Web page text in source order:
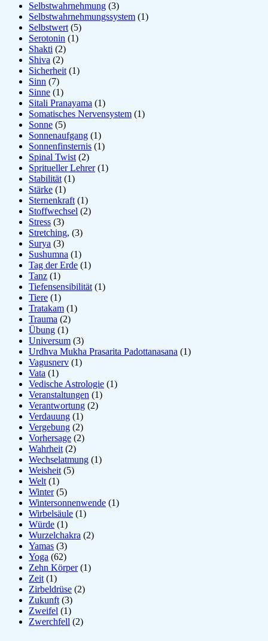
Selbstwahrnehmung (3)
Selbstwahrnehmungssystem (1)
Selbstwert (5)
Serotonin (1)
Shakti (2)
Shiva (2)
Sicherheit (1)
Sinn (7)
Sinne (1)
Sitali Pranayama (1)
Somatisches Nervensystem (1)
Sonne (5)
Sonnenaufgang (1)
Sonnenfinsternis (1)
Spinal Twist (2)
Spritueller Lehrer(1)
Stabilität (1)
Stärke (1)
Sternenkraft (1)
Stoffwechsel (2)
Stress (3)
Stretching, (3)
Surya (3)
Sushumna (1)
Tag der Erde (1)
Tanz (1)
Tiefensensibilität (1)
Tiere (1)
Tratakam (1)
Trauma (2)
Übung (1)
Universum (3)
Urdhva Mukha Prasarita Padottanasana (1)
Vagusnerv (1)
Vata (1)
Vedische Astrologie (1)
Veranstaltungen (1)
Verantwortung (2)
Verdauung (1)
Vergebung (2)
Vorhersage (2)
Wahrheit (2)
Wechselatmung (1)
Weisheit (5)
Welt (1)
Winter(5)
Wintersonnenwende (1)
Wirbelsäule (1)
Würde (1)
Wurzelchakra (2)
Yamas (3)
Yoga (62)
Zehn Körper(1)
Zeit (1)
Zirbeldrüse (2)
Zukunft (3)
Zweifel (1)
Zwerchfell (2)